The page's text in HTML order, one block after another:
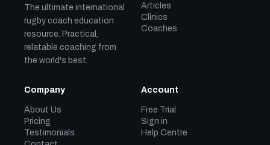
The ultimate international
rugby coach education
resource. Practical,
relatable coaching from
the world's best.
Articles
Clinics
Coaches
Company
About Us
Pricing
Testimonials
Account
Free Trial
Sign in
Help Centre